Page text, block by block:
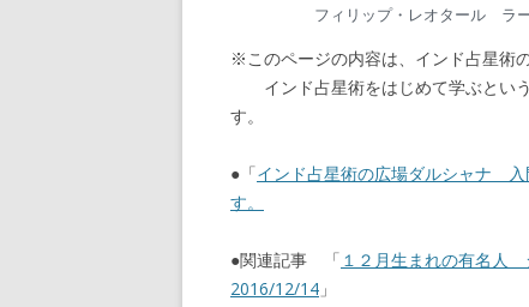
フィリップ・レオタール ラ
※このページの内容は、インド占星術
インド占星術をはじめて学ぶという
す。
●「インド占星術の広場ダルシャナ
す。
●関連記事 「 １２月生まれの有名
2016/12/14 」